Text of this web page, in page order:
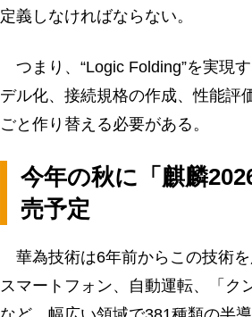
定義しなければならない。
つまり、“Logic Folding”を実現
デル化、接続規格の作成、性能評
ごと作り替える必要がある。
今年の秋に「麒麟
売予定
華為技術は6年前からこの技術を
スマートフォン、自動運転、「ク